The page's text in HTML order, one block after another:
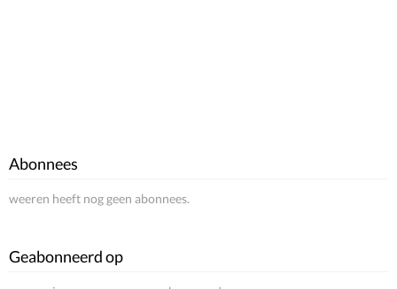
Abonnees
weeren heeft nog geen abonnees.
Geabonneerd op